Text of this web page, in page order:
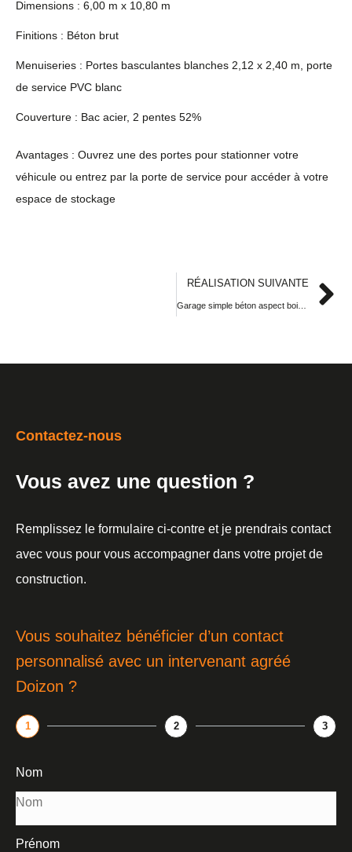
Dimensions : 6,00 m x 10,80 m
Finitions : Béton brut
Menuiseries : Portes basculantes blanches 2,12 x 2,40 m, porte
de service PVC blanc
Couverture : Bac acier, 2 pentes 52%
Avantages : Ouvrez une des portes pour stationner votre
véhicule ou entrez par la porte de service pour accéder à votre
espace de stockage
RÉALISATION SUIVANTE
Garage simple béton aspect bois, toit terrasse, une entrée et une porte de service
Contactez-nous
Vous avez une question ?
Remplissez le formulaire ci-contre et je prendrais contact
avec vous pour vous accompagner dans votre projet de
construction.
Vous souhaitez bénéficier d’un contact
personnalisé avec un intervenant agréé
Doizon ?
1 2 3
Nom
Prénom